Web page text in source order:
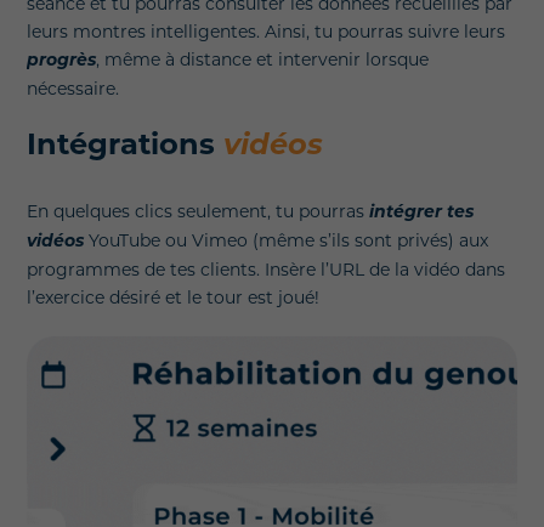
leurs montres intelligentes. Ainsi, tu pourras suivre leurs
progrès, même à distance et intervenir lorsque
nécessaire.
Intégrations vidéos
En quelques clics seulement, tu pourrasintégrer tes
vidéos YouTube ou Vimeo (même s’ils sont privés) aux
programmes de tes clients. Insère l’URL de la vidéo dans
l’exercice désiré et le tour est joué!